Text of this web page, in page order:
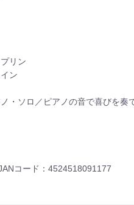
リン
ン
・ソロ／ピアノの音で喜びを奏
コード：4524518091177